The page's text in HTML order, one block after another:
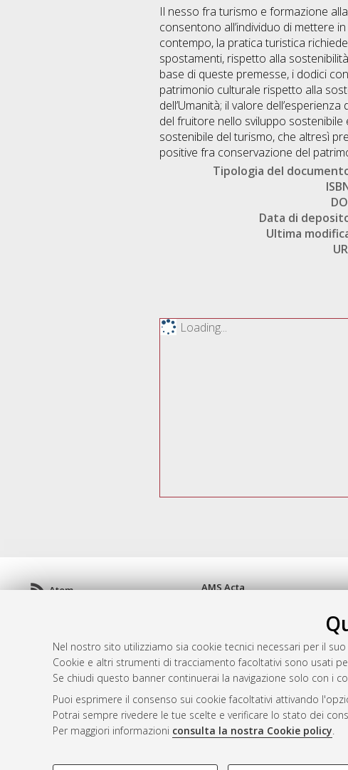
Nel nostro sito utilizziamo sia cookie tecnici necessari per il
Cookie e altri strumenti di tracciamento facoltativi sono usati
Se chiudi questo banner continuerai la navigazione solo con i
Puoi esprimere il consenso sui cookie facoltativi attivando
Potrai sempre rivedere le tue scelte e verificare lo stato dei
Per maggiori informazioni consulta la nostra Cookie policy.
Il nesso fra turismo e formazione
consentono all’individuo di mettere
contempo, la pratica turistica
spostamenti, rispetto alla
base di queste premesse, i dodici
patrimonio culturale rispetto alla
dell’Umanità; il valore
del fruitore nello sviluppo
sostenibile del turismo, che altresì
positive fra conservazione del
Tipologia del
Data di
Ultima
Loading...
Atom
AMS Acta
doi.org/
Servizio implementato e gestito
Impostazioni Cookie
Informativa sulla privacy
Condizioni d'uso del sito
Mission e policies del repository